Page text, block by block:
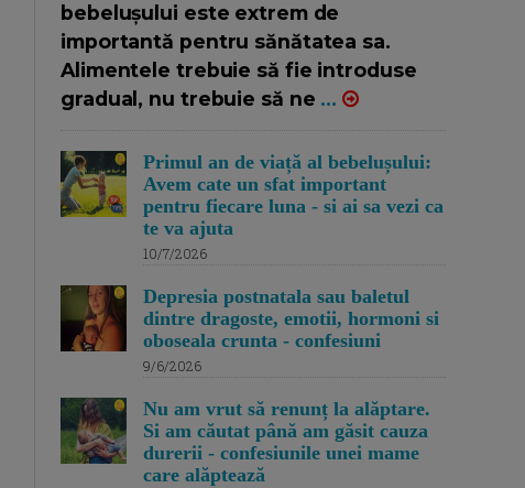
bebelușului este extrem de
importantă pentru sănătatea sa.
Alimentele trebuie să fie introduse
gradual, nu trebuie să ne ...
Primul an de viață al bebelușului:
Avem cate un sfat important
pentru fiecare luna - si ai sa vezi ca
te va ajuta
10/7/2026
Depresia postnatala sau baletul
dintre dragoste, emotii, hormoni si
oboseala crunta - confesiuni
9/6/2026
Nu am vrut să renunț la alăptare.
Si am căutat până am găsit cauza
durerii - confesiunile unei mame
care alăptează